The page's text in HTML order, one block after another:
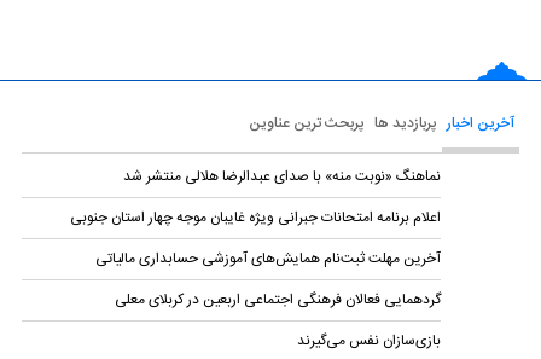
آخرین اخبار پربازدید ها پربحث ترین عناوین
نماهنگ «نوبت منه» با صدای عبدالرضا هلالی منتشر شد
اعلام برنامه امتحانات جبرانی ویژه غایبان موجه چهار استان جنوبی
آخرین مهلت ثبت‌نام همایش‌های آموزشی حسابداری مالياتی
گردهمایی فعالان فرهنگی اجتماعی اربعین در کربلای معلی
بازی‌سازان نفس می‌گیرند